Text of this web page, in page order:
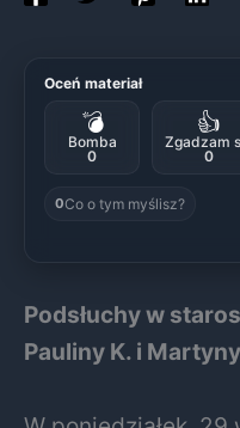
Oceń materiał
💣
Bomba
0
👍
Zgadzam
0
0Co o tym myślisz?
Podsłuchy w
Pauliny K. i